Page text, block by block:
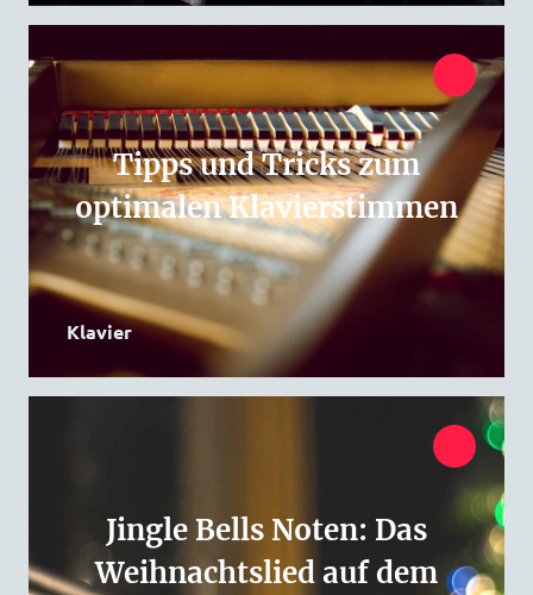
Tipps und Tricks zum
optimalen Klavierstimmen
Klavier
Jingle Bells Noten: Das
Weihnachtslied auf dem